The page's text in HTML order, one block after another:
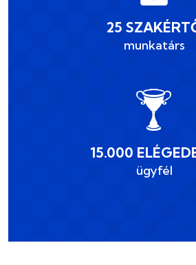
25
munkatárs
15.000
ügyfél